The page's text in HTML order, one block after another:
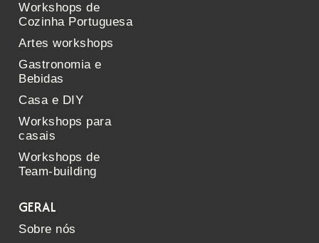
Workshops de
Cozinha Portuguesa
Artes workshops
Gastronomia e
Bebidas
Casa e DIY
Workshops para
casais
Workshops de
Team-building
GERAL
Sobre nós